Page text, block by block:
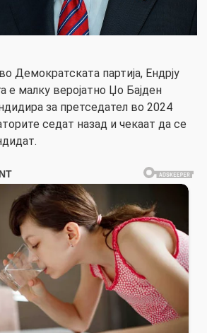
Демократската партија, Ендрју
е малку веројатно Џо Бајден
за претседател во 2024
седат назад и чекаат да се